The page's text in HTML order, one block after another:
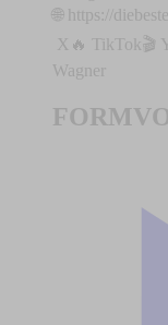
🌐 ⁠⁠⁠⁠⁠⁠⁠⁠⁠⁠⁠⁠⁠⁠⁠⁠⁠⁠⁠⁠⁠⁠⁠⁠⁠⁠⁠⁠⁠⁠⁠⁠⁠⁠⁠⁠⁠⁠⁠⁠⁠⁠⁠⁠⁠⁠⁠⁠⁠⁠⁠⁠⁠⁠⁠⁠⁠⁠⁠⁠⁠https://
⁠⁠⁠⁠⁠⁠⁠⁠⁠⁠⁠⁠⁠⁠⁠⁠⁠⁠⁠⁠⁠⁠⁠⁠⁠⁠⁠⁠⁠⁠⁠⁠⁠⁠⁠⁠⁠⁠⁠⁠⁠⁠⁠⁠⁠⁠⁠⁠⁠⁠⁠⁠⁠⁠⁠⁠⁠⁠⁠⁠⁠⁠⁠⁠⁠⁠⁠⁠⁠⁠⁠⁠⁠⁠⁠⁠⁠⁠⁠⁠⁠⁠⁠⁠⁠⁠⁠⁠⁠⁠⁠⁠⁠⁠X⁠⁠⁠⁠⁠⁠⁠⁠⁠⁠⁠⁠⁠⁠⁠⁠⁠⁠⁠⁠⁠⁠⁠⁠⁠⁠⁠⁠⁠⁠⁠⁠⁠⁠⁠⁠⁠⁠⁠⁠⁠⁠⁠⁠⁠⁠⁠⁠⁠⁠⁠⁠⁠⁠⁠⁠⁠⁠⁠⁠⁠⁠⁠⁠⁠⁠⁠⁠⁠⁠🔥 ⁠⁠⁠⁠⁠⁠⁠⁠⁠⁠⁠⁠⁠⁠⁠⁠⁠⁠⁠⁠⁠⁠⁠⁠⁠⁠⁠⁠⁠⁠⁠⁠⁠⁠⁠⁠⁠⁠⁠⁠⁠⁠⁠⁠⁠⁠⁠⁠⁠⁠⁠⁠⁠⁠⁠⁠⁠⁠⁠⁠⁠⁠⁠⁠⁠⁠⁠⁠⁠⁠⁠⁠⁠⁠⁠⁠⁠⁠⁠⁠⁠⁠⁠⁠⁠⁠⁠⁠⁠⁠⁠TikTok⁠⁠⁠⁠⁠⁠⁠⁠⁠⁠⁠⁠⁠⁠⁠⁠⁠⁠⁠⁠⁠⁠⁠⁠⁠⁠⁠⁠⁠⁠⁠⁠⁠⁠⁠⁠⁠⁠⁠⁠⁠⁠⁠⁠⁠⁠⁠⁠⁠⁠⁠⁠⁠⁠⁠⁠⁠⁠⁠⁠⁠⁠⁠⁠⁠⁠⁠⁠⁠⁠⁠⁠⁠⁠⁠⁠⁠⁠⁠⁠⁠⁠⁠⁠⁠⁠⁠⁠⁠⁠⁠🎬
Wagner